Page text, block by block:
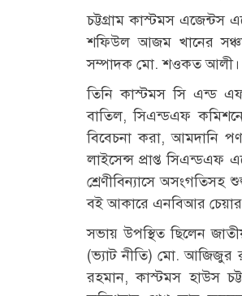
চট্টগ্রাম কাস্টমস
শফিউল আজম খানের
সম্পাদক মো. শওকত আলী।
তিনি কাস্টমস সি এন্ড এফ
বাতিল, সিএন্ডএফ
বিবেচনা করা, আমদানি
লাইসেন্স প্রাপ্ত সিএন্ডএফ
শ্রেণীবিন্যাসে অসংগতিসহ
বই আকারে এনবিআর
সভায় উপস্থিত ছিলেন
(ভ্যাট নীতি) মো. আজিজুর
রহমান, কাস্টমস হাউস